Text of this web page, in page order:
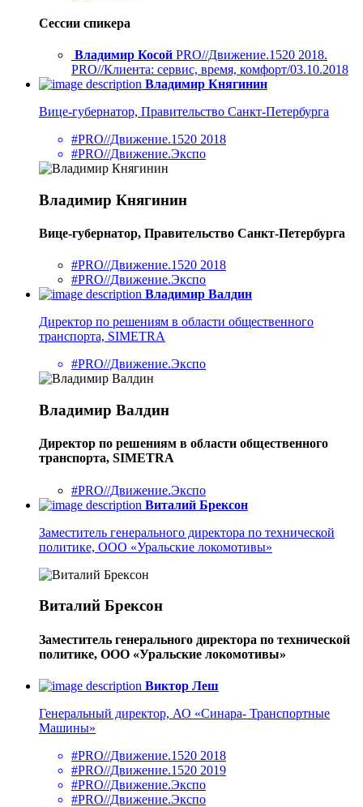
Сессии спикера
Владимир Косой PRO//Движение.1520 2018.
PRO//Клиента: сервис, время, комфорт/03.10.2018
Владимир Княгинин
Вице-губернатор, Правительство Санкт-Петербурга
#PRO//Движение.1520 2018
#PRO//Движение.Экспо
Владимир Княгинин
Вице-губернатор, Правительство Санкт-Петербурга
#PRO//Движение.1520 2018
#PRO//Движение.Экспо
Владимир Валдин
Директор по решениям в области общественного
транспорта, SIMETRA
#PRO//Движение.Экспо
Владимир Валдин
Директор по решениям в области общественного
транспорта, SIMETRA
#PRO//Движение.Экспо
Виталий Брексон
Заместитель генерального директора по технической
политике, ООО «Уральские локомотивы»
Виталий Брексон
Заместитель генерального директора по технической
политике, ООО «Уральские локомотивы»
Виктор Леш
Генеральный директор, АО «Синара- Транспортные
Машины»
#PRO//Движение.1520 2018
#PRO//Движение.1520 2019
#PRO//Движение.Экспо
#PRO//Движение.Экспо